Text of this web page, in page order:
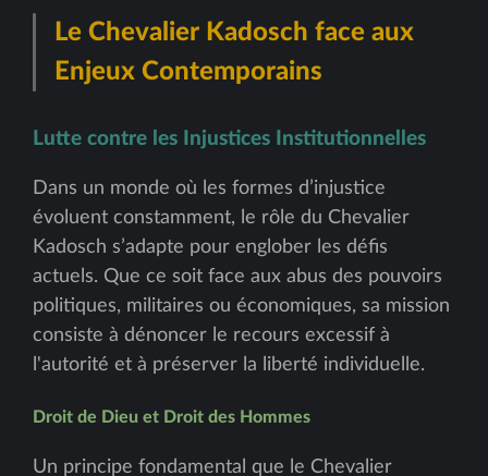
Le Chevalier Kadosch face aux
Enjeux Contemporains
Lutte contre les Injustices Institutionnelles
Dans un monde où les formes d’injustice
évoluent constamment, le rôle du Chevalier
Kadosch s’adapte pour englober les défis
actuels. Que ce soit face aux abus des pouvoirs
politiques, militaires ou économiques, sa mission
consiste à dénoncer le recours excessif à
l'autorité et à préserver la liberté individuelle.
Droit de Dieu et Droit des Hommes
Un principe fondamental que le Chevalier